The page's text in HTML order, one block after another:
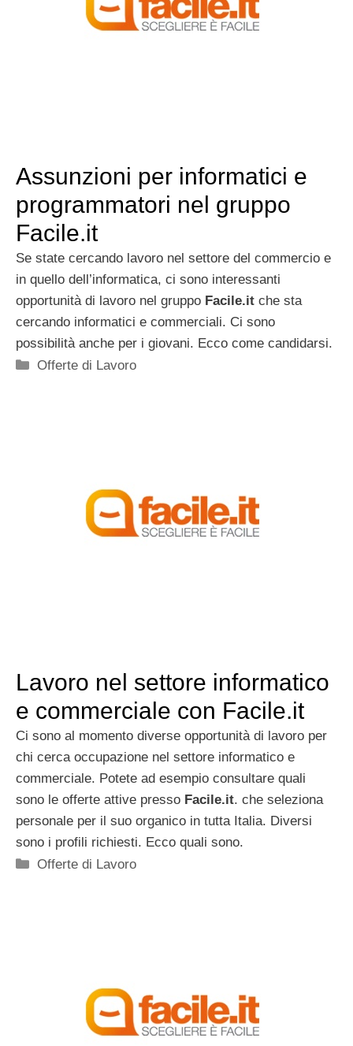
Assunzioni per informatici e
programmatori nel gruppo
Facile.it
Se state cercando lavoro nel settore del commercio e
in quello dell’informatica, ci sono interessanti
opportunità di lavoro nel gruppo Facile.it che sta
cercando informatici e commerciali. Ci sono
possibilità anche per i giovani. Ecco come candidarsi.
Categorie
Offerte di Lavoro
Lavoro nel settore informatico
e commerciale con Facile.it
Ci sono al momento diverse opportunità di lavoro per
chi cerca occupazione nel settore informatico e
commerciale. Potete ad esempio consultare quali
sono le offerte attive presso Facile.it. che seleziona
personale per il suo organico in tutta Italia. Diversi
sono i profili richiesti. Ecco quali sono.
Categorie
Offerte di Lavoro